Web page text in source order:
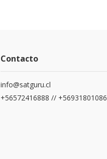
Contacto
info@satguru.cl
+56572416888 // +56931801086